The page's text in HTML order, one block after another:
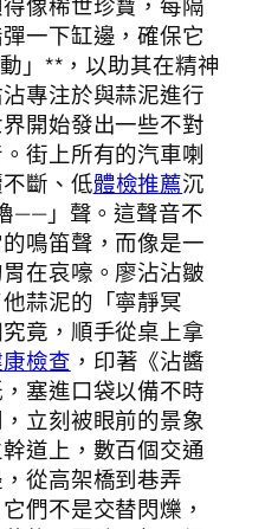
一下缸邊，確保它
」**，以助其在精神
專注於與蒜泥進行
開始發出一些不對
街上所有的汽車喇
斷、低體檢推薦沉
——」聲。這聲音不
鳴笛聲，而像是一
在哀嚎。廖沾沾皺
蒜泥的「寧靜冥
竟，順手從桌上拿
檢查 ，印著《沾醬
塞進口袋以備不時
立刻被眼前的景象
道上，數百個交通
從高架橋到巷弄
們不是交替閃爍，